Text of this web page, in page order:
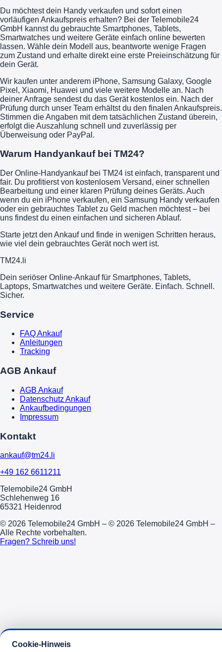
Du möchtest dein Handy verkaufen und sofort einen
vorläufigen Ankaufspreis erhalten? Bei der Telemobile24
GmbH kannst du gebrauchte Smartphones, Tablets,
Smartwatches und weitere Geräte einfach online bewerten
lassen. Wähle dein Modell aus, beantworte wenige Fragen
zum Zustand und erhalte direkt eine erste Preieinschätzung für
dein Gerät.
Wir kaufen unter anderem iPhone, Samsung Galaxy, Google
Pixel, Xiaomi, Huawei und viele weitere Modelle an. Nach
deiner Anfrage sendest du das Gerät kostenlos ein. Nach der
Prüfung durch unser Team erhältst du den finalen Ankaufspreis.
Stimmen die Angaben mit dem tatsächlichen Zustand überein,
erfolgt die Auszahlung schnell und zuverlässig per
Überweisung oder PayPal.
Warum Handyankauf bei TM24?
Der Online-Handyankauf bei TM24 ist einfach, transparent und
fair. Du profitierst von kostenlosem Versand, einer schnellen
Bearbeitung und einer klaren Prüfung deines Geräts. Auch
wenn du ein iPhone verkaufen, ein Samsung Handy verkaufen
oder ein gebrauchtes Tablet zu Geld machen möchtest – bei
uns findest du einen einfachen und sicheren Ablauf.
Starte jetzt den Ankauf und finde in wenigen Schritten heraus,
wie viel dein gebrauchtes Gerät noch wert ist.
TM24.li
Dein seriöser Online-Ankauf für Smartphones, Tablets,
Laptops, Smartwatches und weitere Geräte. Einfach. Schnell.
Sicher.
Service
FAQ Ankauf
Anleitungen
Tracking
AGB Ankauf
AGB Ankauf
Datenschutz Ankauf
Ankaufbedingungen
Impressum
Kontakt
ankauf@tm24.li
+49 162 6611211
Telemobile24 GmbH
Schlehenweg 16
65321 Heidenrod
© 2026 Telemobile24 GmbH – © 2026 Telemobile24 GmbH –
Alle Rechte vorbehalten.
Fragen? Schreib uns!
Cookie-Hinweis